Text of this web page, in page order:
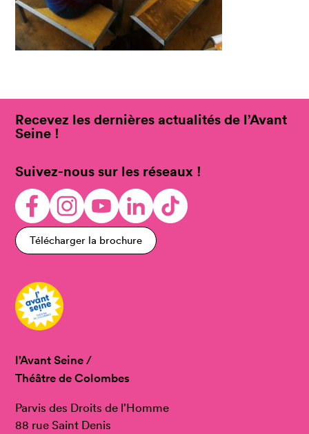
Recevez les dernières actualités de l’Avant
Seine !
Suivez-nous sur les réseaux !
Télécharger la brochure
l’Avant Seine /
Théâtre de Colombes
Parvis des Droits de l’Homme
88 rue Saint Denis